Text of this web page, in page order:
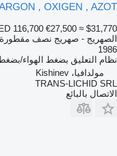
, OXIGEN , AZOT
116,700 €27,500 ≈ $31,770
الصهريج - صهريج نصف مقطورة
1986
نظام التعليق بضغط الهواء/بضغط
مولدافيا، Kishinev
TRANS-LICHID SRL
الاتصال بالبائع